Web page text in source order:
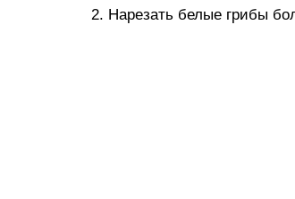
2. Нарезать белые грибы